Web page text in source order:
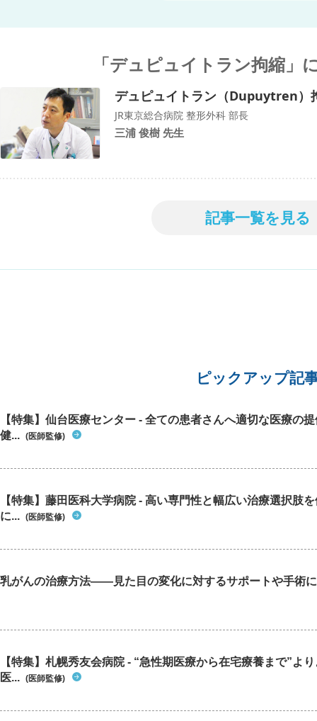
「デュピュイトラン拘縮」
デュピュイトラン（Dupuytren）
JR東京総合病院 整形外科 部長
三浦 俊樹 先生
記事一覧を見る
ピックアップ記
【特集】仙台医療センター - 全ての患者さんへ適切な医療の
健... (医師監修)
【特集】藤田医科大学病院 - 高い専門性と幅広い治療選択肢
に... (医師監修)
乳がんの治療方法――見た目の変化に対するサポートや手術
【特集】札幌秀友会病院 - “急性期医療から在宅療養まで”よ
医... (医師監修)